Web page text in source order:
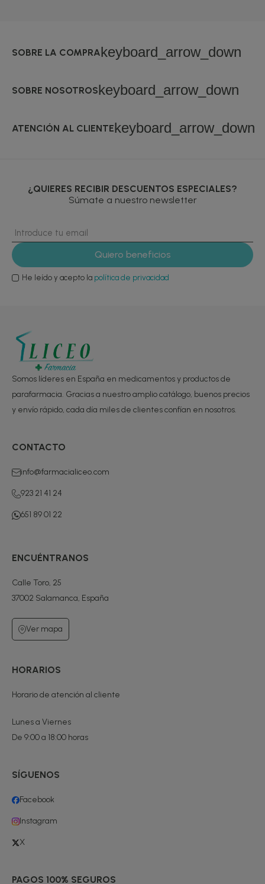
SOBRE LA COMPRAkeyboard_arrow_down
SOBRE NOSOTROSkeyboard_arrow_down
ATENCIÓN AL CLIENTEkeyboard_arrow_down
¿QUIERES RECIBIR DESCUENTOS ESPECIALES?
Súmate a nuestro newsletter
He leído y acepto la política de privacidad
Somos líderes en España en medicamentos y productos de
parafarmacia. Gracias a nuestro amplio catálogo, buenos precios
y envío rápido, cada día miles de clientes confían en nosotros.
CONTACTO
info@farmacialiceo.com
923 21 41 24
651 89 01 22
ENCUÉNTRANOS
Calle Toro, 25
37002 Salamanca, España
Ver mapa
HORARIOS
Horario de atención al cliente
Lunes a Viernes
De 9:00 a 18:00 horas
SÍGUENOS
Facebook
Instagram
X
PAGOS 100% SEGUROS